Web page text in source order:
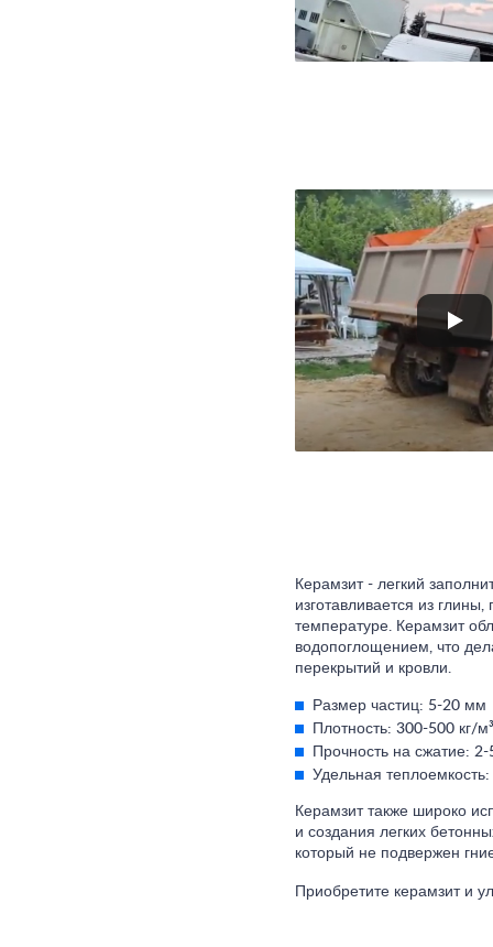
Керамзит - легкий
изготавливается из
температуре. Керамзит
водопоглощением, что
перекрытий и кровли.
Размер частиц: 5-20 мм
Плотность: 300-500 кг/м³
Прочность на сжатие:
Удельная
Керамзит также широко
и создания легких
который не подвержен
Приобретите керамзит и